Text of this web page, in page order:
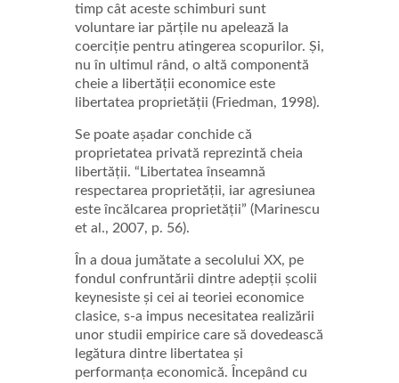
timp cât aceste schimburi sunt
voluntare iar părțile nu apelează la
coerciție pentru atingerea scopurilor. Și,
nu în ultimul rând, o altă componentă
cheie a libertății economice este
libertatea proprietății (Friedman, 1998).
Se poate așadar conchide că
proprietatea privată reprezintă cheia
libertății. “Libertatea înseamnă
respectarea proprietății, iar agresiunea
este încălcarea proprietății” (Marinescu
et al., 2007, p. 56).
În a doua jumătate a secolului XX, pe
fondul confruntării dintre adepții școlii
keynesiste și cei ai teoriei economice
clasice, s-a impus necesitatea realizării
unor studii empirice care să dovedească
legătura dintre libertatea și
performanța economică. Începând cu